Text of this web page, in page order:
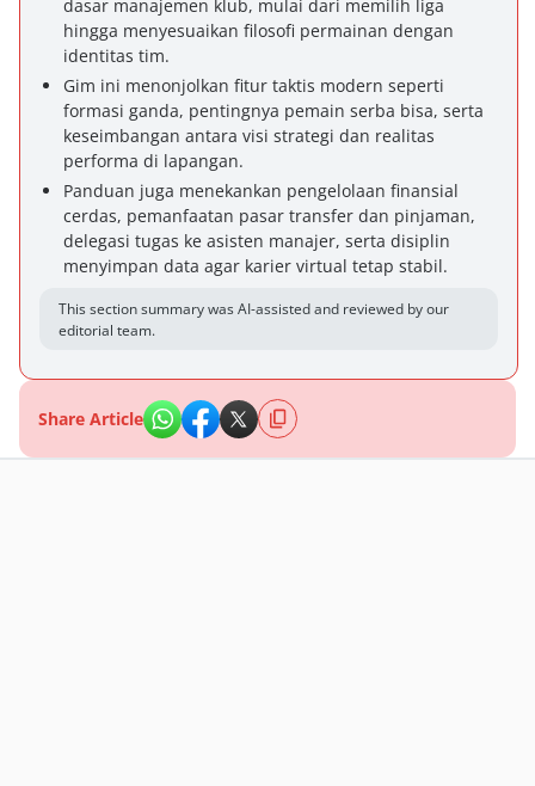
dasar manajemen klub, mulai dari memilih liga
hingga menyesuaikan filosofi permainan dengan
identitas tim.
Gim ini menonjolkan fitur taktis modern seperti
formasi ganda, pentingnya pemain serba bisa, serta
keseimbangan antara visi strategi dan realitas
performa di lapangan.
Panduan juga menekankan pengelolaan finansial
cerdas, pemanfaatan pasar transfer dan pinjaman,
delegasi tugas ke asisten manajer, serta disiplin
menyimpan data agar karier virtual tetap stabil.
This section summary was AI-assisted and reviewed by our
editorial team.
Share Article